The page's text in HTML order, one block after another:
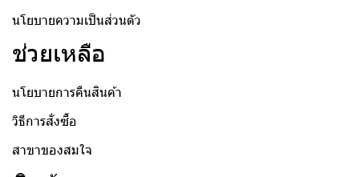
นโยบายความเป็นส่วนตัว
ช่วยเหลือ
นโยบายการคืนสินค้า
วิธีการสั่งซื้อ
สาขาของสมใจ